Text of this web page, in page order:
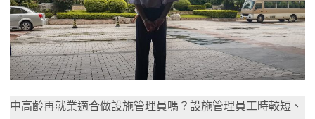
中高齡再就業適合做設施管理員嗎？設施管理員工時較短、